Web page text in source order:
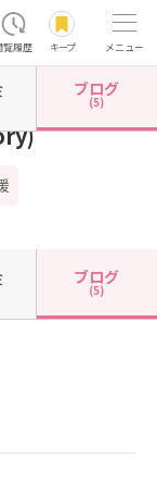
覧履歴 キープ メニュー
ー (La La Story) カウンセ
ブログ
(5)
ブログ
(5)